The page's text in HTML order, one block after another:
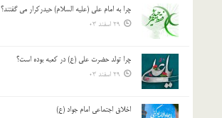
چرا به امام علی (علیه السلام) حیدرکرار می گفتند؟
29 اسفند 03
چرا تولد حضرت علی (ع) در کعبه بوده است؟
29 اسفند 03
اخلاق اجتماعی امام جواد (ع)